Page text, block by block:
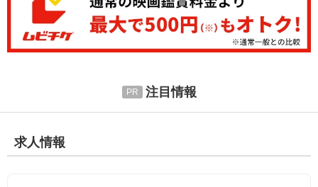
注目情報
求人情報